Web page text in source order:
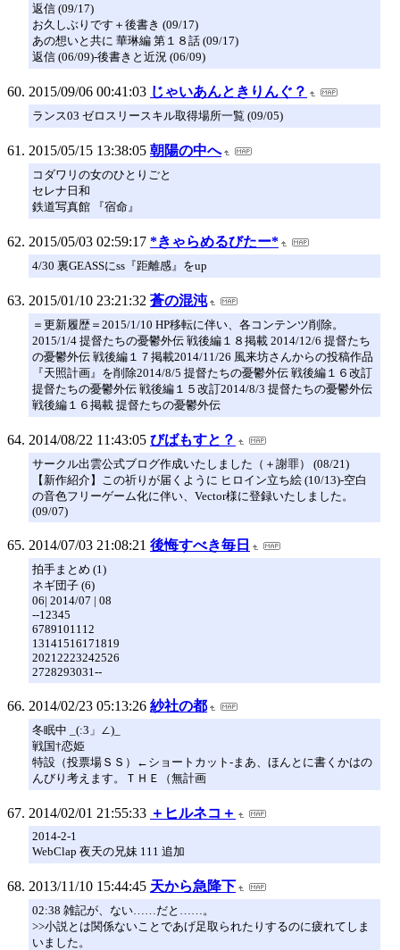
返信 (09/17)
お久しぶりです＋後書き (09/17)
あの想いと共に 華琳編 第１８話 (09/17)
返信 (06/09)-後書きと近況 (06/09)
2015/09/06 00:41:03 じゃいあんときりんぐ？
ランス03 ゼロスリースキル取得場所一覧 (09/05)
2015/05/15 13:38:05 朝陽の中へ
コダワリの女のひとりごと
セレナ日和
鉄道写真館 『宿命』
2015/05/03 02:59:17 *きゃらめるびたー*
4/30 裏GEASSにss『距離感』をup
2015/01/10 23:21:32 蒼の混沌
＝更新履歴＝2015/1/10 HP移転に伴い、各コンテンツ削除。
2015/1/4 提督たちの憂鬱外伝 戦後編１８掲載 2014/12/6 提督たち
の憂鬱外伝 戦後編１７掲載2014/11/26 風来坊さんからの投稿作品
『天照計画』を削除2014/8/5 提督たちの憂鬱外伝 戦後編１６改訂
提督たちの憂鬱外伝 戦後編１５改訂2014/8/3 提督たちの憂鬱外伝
戦後編１６掲載 提督たちの憂鬱外伝
2014/08/22 11:43:05 びばもすと？
サークル出雲公式ブログ作成いたしました（＋謝罪） (08/21)
【新作紹介】この祈りが届くように ヒロイン立ち絵 (10/13)-空白
の音色フリーゲーム化に伴い、Vector様に登録いたしました。
(09/07)
2014/07/03 21:08:21 後悔すべき毎日
拍手まとめ (1)
ネギ団子 (6)
06| 2014/07 | 08
--12345
6789101112
13141516171819
20212223242526
2728293031--
2014/02/23 05:13:26 紗社の都
冬眠中 _(:3」∠)_
戦国†恋姫
特設（投票場ＳＳ）←ショートカット-まあ、ほんとに書くかはの
んびり考えます。ＴＨＥ（無計画
2014/02/01 21:55:33 ＋ヒルネコ＋
2014-2-1
WebClap 夜天の兄妹 111 追加
2013/11/10 15:44:45 天から急降下
02:38 雑記が、ない……だと……。
>>小説とは関係ないことであげ足取られたりするのに疲れてしま
いました。